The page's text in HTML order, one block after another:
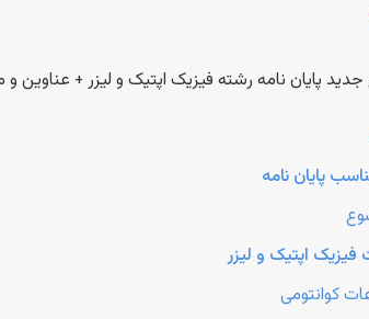
پایان نامه
اپتیک و لیزر
کوانتومی